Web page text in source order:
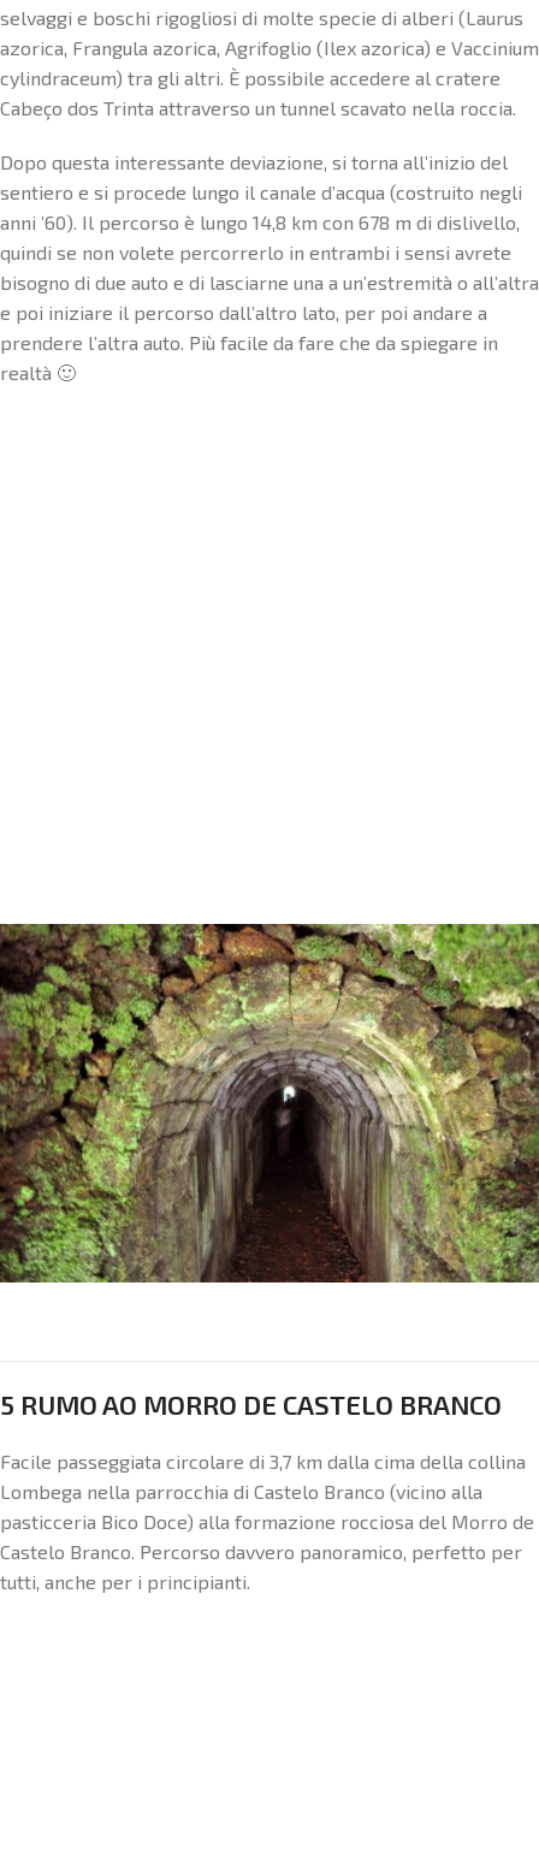
selvaggi e boschi rigogliosi di molte specie di alberi (Laurus
azorica, Frangula azorica, Agrifoglio (Ilex azorica) e Vaccinium
cylindraceum) tra gli altri. È possibile accedere al cratere
Cabeço dos Trinta attraverso un tunnel scavato nella roccia.
Dopo questa interessante deviazione, si torna all’inizio del
sentiero e si procede lungo il canale d’acqua (costruito negli
anni ’60). Il percorso è lungo 14,8 km con 678 m di dislivello,
quindi se non volete percorrerlo in entrambi i sensi avrete
bisogno di due auto e di lasciarne una a un’estremità o all’altra
e poi iniziare il percorso dall’altro lato, per poi andare a
prendere l’altra auto. Più facile da fare che da spiegare in
realtà 🙂
5 RUMO AO MORRO DE CASTELO BRANCO
Facile passeggiata circolare di 3,7 km dalla cima della collina
Lombega nella parrocchia di Castelo Branco (vicino alla
pasticceria Bico Doce) alla formazione rocciosa del Morro de
Castelo Branco. Percorso davvero panoramico, perfetto per
tutti, anche per i principianti.